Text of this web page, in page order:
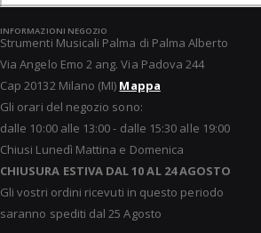
INFORMAZIONI NEGOZIO
Strumenti Musicali Palma di Palma Alberto
Via Angelo Emo 2 ang. Via Padova 244
Cap 20132 Milano (MI) Mappa
Gli orari del negozio sono:
dalle 10:00 alle 13:00 - dalle 15:30 alle 19:00
Chiusi Lunedì Mattina e Domenica
CHIUSURA ESTIVA DAL 10 AL 24 AGOSTO
Gli vostri ordini ricevuti in questo periodo
saranno spediti dal 25 Agosto